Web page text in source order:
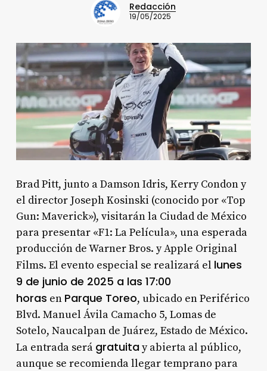
Redacción
19/05/2025
Brad Pitt, junto a Damson Idris, Kerry Condon y
el director Joseph Kosinski (conocido por «Top
Gun: Maverick»), visitarán la Ciudad de México
para presentar «F1: La Película», una esperada
producción de Warner Bros. y Apple Original
Films. El evento especial se realizará el lunes
9 de junio de 2025 a las 17:00
horas en Parque Toreo, ubicado en Periférico
Blvd. Manuel Ávila Camacho 5, Lomas de
Sotelo, Naucalpan de Juárez, Estado de México.
La entrada será gratuitay abierta al público,
aunque se recomienda llegar temprano para